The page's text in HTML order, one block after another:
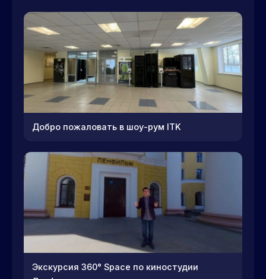
Добро пожаловать в шоу-рум ITK
Экскурсия 360° Space по киностудии